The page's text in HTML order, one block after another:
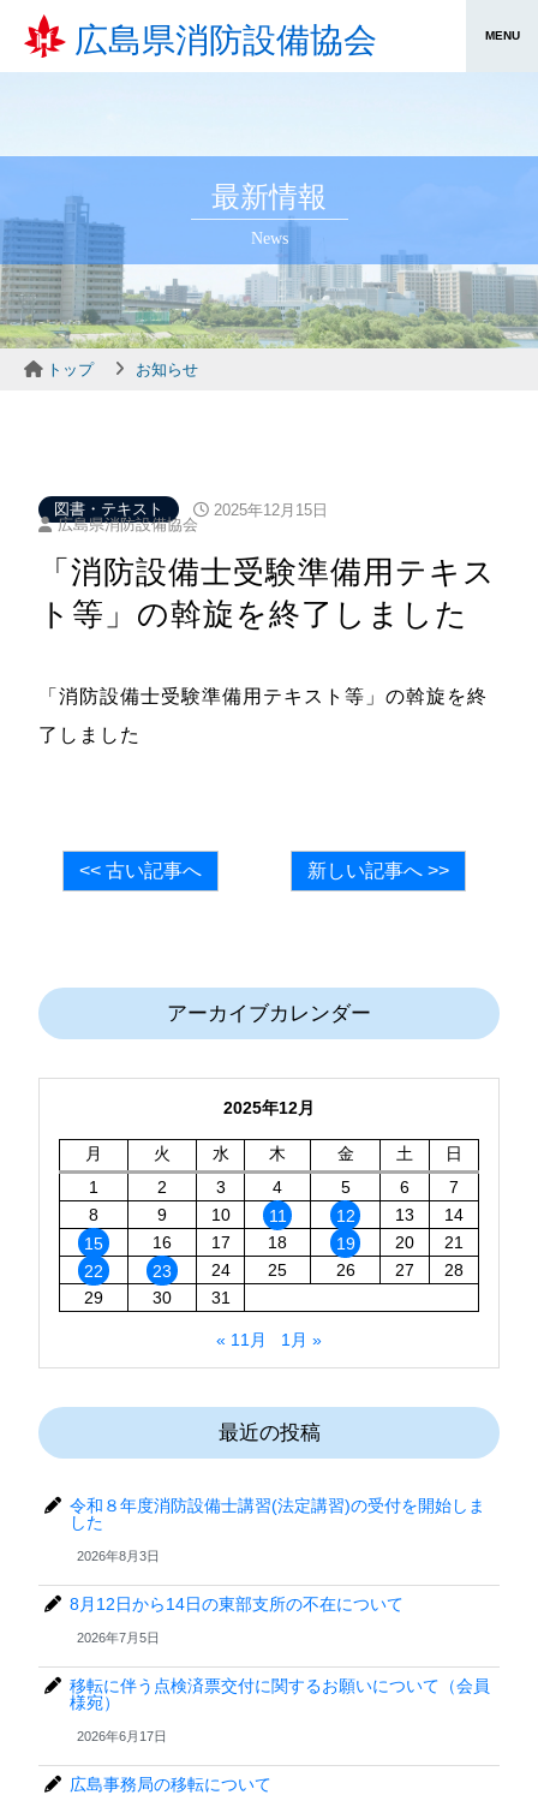
広島県消防設備協会
最新情報
News
トップ お知らせ
図書・テキスト
2025年12月15日
広島県消防設備協会
「消防設備士受験準備用テキス
ト等」の斡旋を終了しました
「消防設備士受験準備用テキスト等」の斡旋を終
了しました
<< 古い記事へ 新しい記事へ >>
アーカイブカレンダー
2025年12月
月 火 水 木 金 土
日
1
2 3 4 5 6
7
8
9 10 11 12 13
14
15
16 17 18 19 20
21
22
23 24 25 26 27
28
29
30 31
« 11月 1月 »
最近の投稿
令和８年度消防設備士講習(法定講習)の受付を開始しま
した
2026年8月3日
8月12日から14日の東部支所の不在について
2026年7月5日
移転に伴う点検済票交付に関するお願いについて（会員
様宛）
2026年6月17日
広島事務局の移転について